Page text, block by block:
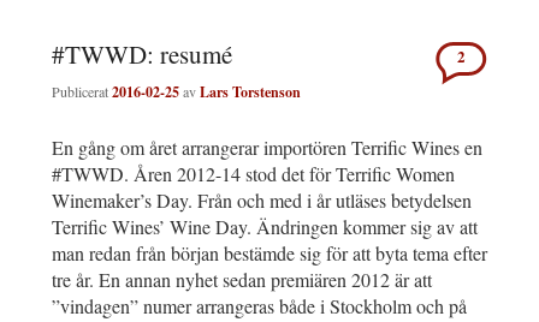
#TWWD: resumé
Publicerat2016-02-25avLars Torstenson
2
En gång om året arrangerar importören Terrific Wines en
#TWWD. Åren 2012-14 stod det för Terrific Women
Winemaker’s Day. Från och med i år utläses betydelsen
Terrific Wines’ Wine Day. Ändringen kommer sig av att
man redan från början bestämde sig för att byta tema efter
tre år. En annan nyhet sedan premiären 2012 är att
”vindagen” numer arrangeras både i Stockholm och på